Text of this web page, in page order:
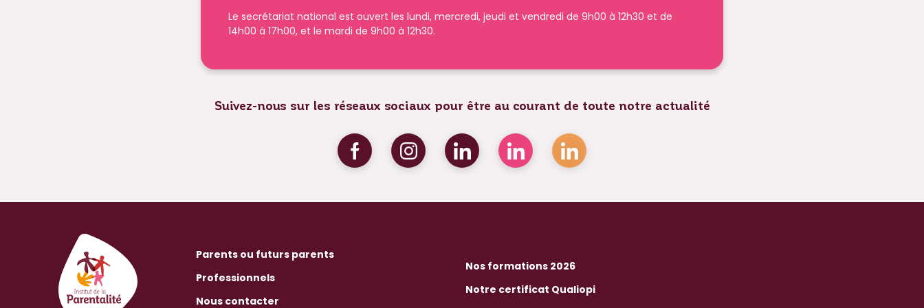
Le secrétariat national est ouvert les lundi, mercredi, jeudi et vendredi de 9h00 à 12h30 et de
14h00 à 17h00, et le mardi de 9h00 à 12h30.
Suivez-nous sur les réseaux sociaux pour être au courant de toute notre actualité
Parents ou futurs parents
Professionnels
Nous contacter
Nos formations 2026
Notre certificat Qualiopi